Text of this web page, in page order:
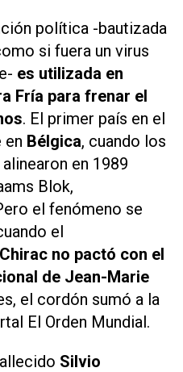
política -bautizada
si fuera un virus
es utilizada en
Fría para frenar el
. El primer país en el
en Bélgica, cuando los
en 1989
Blok,
el fenómeno se
el
no pactó con el
de Jean-Marie
el cordón sumó a la
El Orden Mundial.
Silvio